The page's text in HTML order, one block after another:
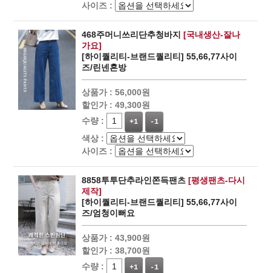
사이즈 :
468주머니쓰리단추청바지 [국내생산-잘나
가요]
[하이퀄리티-브랜드퀄리티] 55,66,77사이
즈/린넨혼방
상품가 : 56,000원
할인가 : 49,300원
수량 :
+1 -1
색상 :
사이즈 :
8858투투단추라인쫀득팬츠 [평생팬츠-다시
제작]
[하이퀄리티-브랜드퀄리티] 55,66,77사이
즈/엄청이뻐요
상품가 : 43,900원
할인가 : 38,700원
수량 :
+1 -1